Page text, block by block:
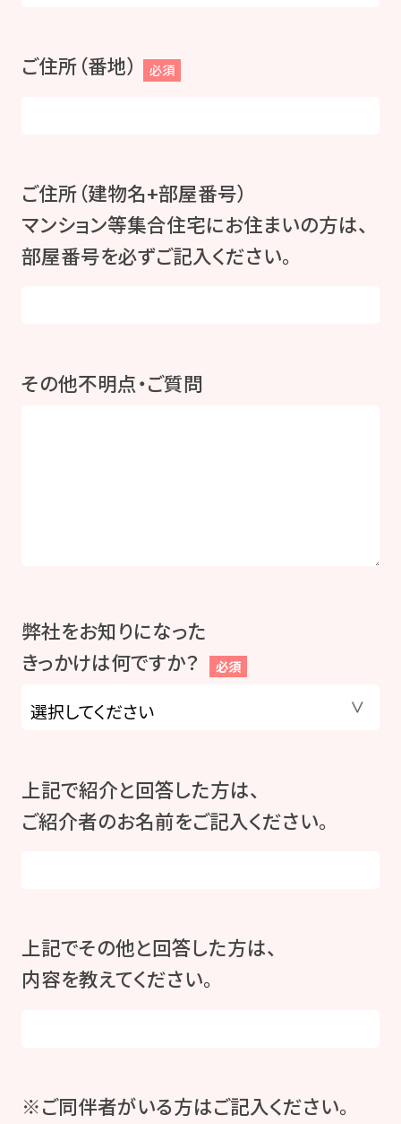
ご住所（番地） 必須
ご住所（建物名+部屋番号）
マンション等集合住宅にお住まいの方は、
部屋番号を必ずご記入ください。
その他不明点・ご質問
弊社をお知りになった
きっかけは何ですか？
必須
上記で紹介と回答した方は、
ご紹介者のお名前をご記入ください。
上記でその他と回答した方は、
内容を教えてください。
※ご同伴者がいる方はご記入ください。